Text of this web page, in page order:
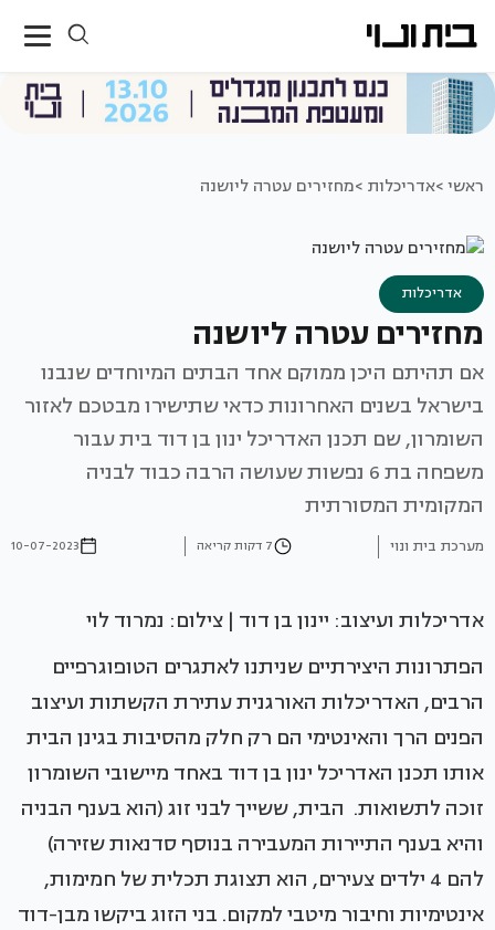
ראשי >אדריכלות >מחזירים עטרה ליושנה
אדריכלות
מחזירים עטרה ליושנה
אם תהיתם היכן ממוקם אחד הבתים המיוחדים שנבנו
בישראל בשנים האחרונות כדאי שתישירו מבטכם לאזור
השומרון, שם תכנן האדריכל ינון בן דוד בית עבור
משפחה בת 6 נפשות שעושה הרבה כבוד לבניה
המקומית המסורתית
מערכת בית ונוי 7 דקות קריאה 10-07-2023
אדריכלות ועיצוב: יינון בן דוד | צילום: נמרוד לוי
הפתרונות היצירתיים שניתנו לאתגרים הטופוגרפיים
הרבים, האדריכלות האורגנית עתירת הקשתות ועיצוב
הפנים הרך והאינטימי הם רק חלק מהסיבות בגינן הבית
אותו תכנן האדריכל ינון בן דוד באחד מיישובי השומרון
זוכה לתשואות. הבית, ששייך לבני זוג (הוא בענף הבניה
והיא בענף התיירות המעבירה בנוסף סדנאות שזירה)
להם 4 ילדים צעירים, הוא תצוגת תכלית של חמימות,
אינטימיות וחיבור מיטבי למקום. בני הזוג ביקשו מבן-דוד